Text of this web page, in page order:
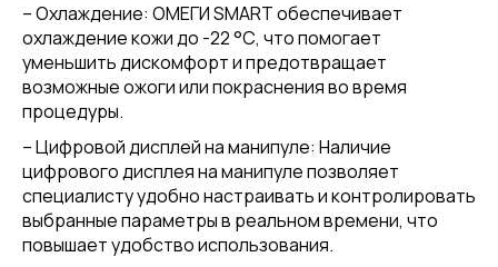
– Охлаждение: ОМЕГИ SMART обеспечивает
охлаждение кожи до -22 °С, что помогает
уменьшить дискомфорт и предотвращает
возможные ожоги или покраснения во время
процедуры.
– Цифровой дисплей на манипуле: Наличие
цифрового дисплея на манипуле позволяет
специалисту удобно настраивать и контролировать
выбранные параметры в реальном времени, что
повышает удобство использования.